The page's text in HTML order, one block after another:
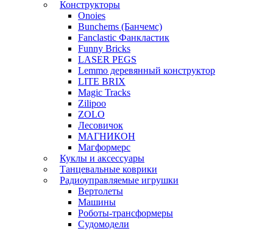
Конструкторы
Onoies
Bunchems (Банчемс)
Fanclastic Фанкластик
Funny Bricks
LASER PEGS
Lemmo деревянный конструктор
LITE BRIX
Magic Tracks
Zilipoo
ZOLO
Лесовичок
МАГНИКОН
Магформерс
Куклы и аксессуары
Танцевальные коврики
Радиоуправляемые игрушки
Вертолеты
Машины
Роботы-трансформеры
Судомодели